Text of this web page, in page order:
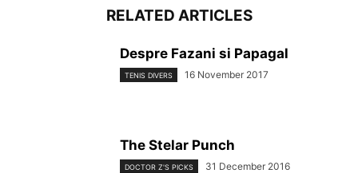
RELATED ARTICLES
Despre Fazani si Papagal
TENIS DIVERS 16 November 2017
The Stelar Punch
DOCTOR Z'S PICKS 31 December 2016